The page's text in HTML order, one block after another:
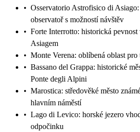
• Osservatorio Astrofisico di Asiago:
observatoř s možností návštěv
• Forte Interrotto: historická
Asiagem
• Monte Verena: oblíbená oblast
• Bassano del Grappa: historické
Ponte degli Alpini
• Marostica: středověké město
hlavním náměstí
• Lago di Levico: horské jezero
odpočinku